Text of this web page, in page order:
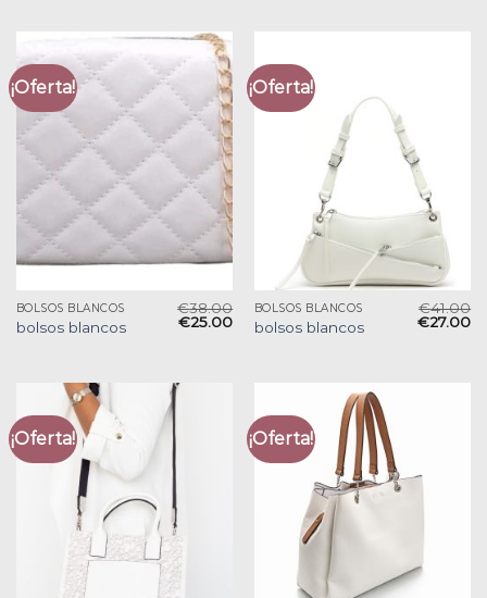
¡Oferta!
BOLSOS BLANCOS
bolsos blancos
€38.00
€25.00
¡Oferta!
BOLSOS BLANCOS
bolsos blancos
€41.00
€27.00
¡Oferta! ¡Oferta!